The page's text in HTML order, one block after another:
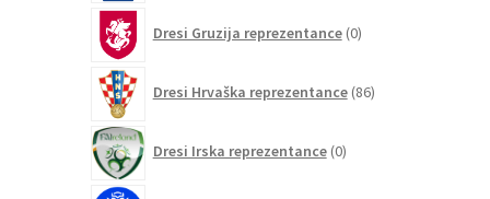
Dresi Gruzija reprezentance 0izdelkov
Dresi Hrvaška reprezentance 86izdelkov
Dresi Irska reprezentance 0izdelkov